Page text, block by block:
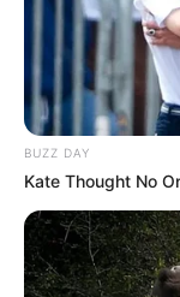
BUZZ DAY
Kate Thought No